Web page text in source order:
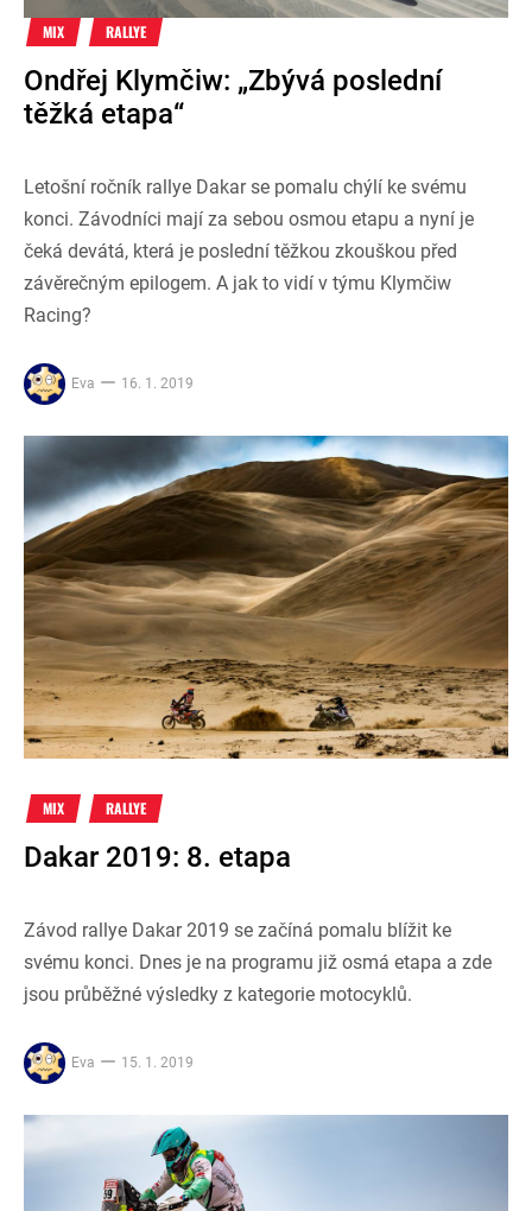
MIX RALLYE
Ondřej Klymčiw: „Zbývá poslední
těžká etapa“
Letošní ročník rallye Dakar se pomalu chýlí ke svému
konci. Závodníci mají za sebou osmou etapu a nyní je
čeká devátá, která je poslední těžkou zkouškou před
závěrečným epilogem. A jak to vidí v týmu Klymčiw
Racing?
Eva 16. 1. 2019
MIX RALLYE
Dakar 2019: 8. etapa
Závod rallye Dakar 2019 se začíná pomalu blížit ke
svému konci. Dnes je na programu již osmá etapa a zde
jsou průběžné výsledky z kategorie motocyklů.
Eva 15. 1. 2019